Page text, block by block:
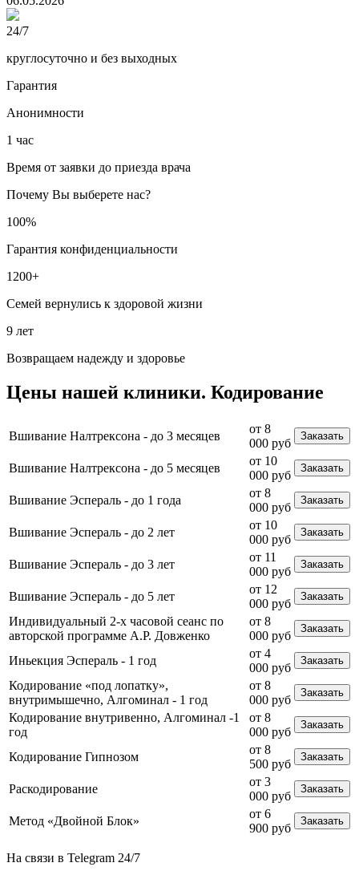
24/7
круглосуточно и без выходных
Гарантия
Анонимности
1 час
Время от заявки до приезда врача
Почему Вы выберете нас?
100%
Гарантия конфиденциальности
1200+
Семей вернулись к здоровой жизни
9 лет
Возвращаем надежду и здоровье
Цены нашей клиники. Кодирование
Вшивание Налтрексона - до 3 месяцев
от 8
000 руб
Заказать
Вшивание Налтрексона - до 5 месяцев
от 10
000 руб
Заказать
Вшивание Эспераль - до 1 года
от 8
000 руб
Заказать
Вшивание Эспераль - до 2 лет
от 10
000 руб
Заказать
Вшивание Эспераль - до 3 лет
от 11
000 руб
Заказать
Вшивание Эспераль - до 5 лет
от 12
000 руб
Заказать
Индивидуальный 2-х часовой сеанс по
авторской программе А.Р. Довженко
от 8
000 руб
Заказать
Иньекция Эспераль - 1 год
от 4
000 руб
Заказать
Кодирование «под лопатку»,
внутримышечно, Алгоминал - 1 год
от 8
000 руб
Заказать
Кодирование внутривенно, Алгоминал -1
год
от 8
000 руб
Заказать
Кодирование Гипнозом
от 8
500 руб
Заказать
Раскодирование
от 3
000 руб
Заказать
Метод «Двойной Блок»
от 6
900 руб
Заказать
На связи в Telegram 24/7